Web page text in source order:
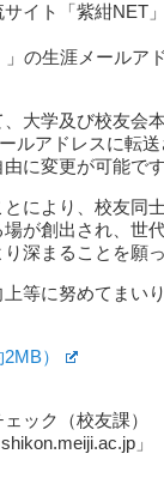
イト「紫紺NET
の生涯メールア
大学及び校友会
ルアドレスに転
に変更が可能で
により、校友同
が創出され、世
深まることを願
等に努めてまい
）
ック（校友課）
」